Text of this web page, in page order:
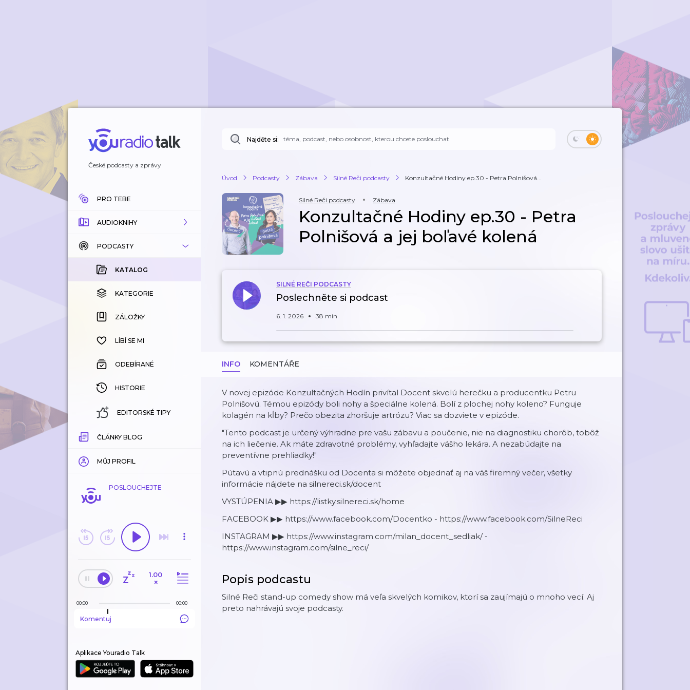
České podcasty a zprávy
PRO TEBE
AUDIOKNIHY
KATALOG
KOUPENÉ
KATEGORIE
ZÁLOŽKY
HISTORIE
PODCASTY
KATALOG
KATEGORIE
ZÁLOŽKY
LÍBÍ SE MI
ODEBÍRANÉ
HISTORIE
EDITORSKÉ TIPY
ČLÁNKY BLOG
MŮJ PROFIL
POSLOUCHEJTE
1.00
×
00:00 00:00
Komentuj
Aplikace Youradio Talk
Najděte si:
Úvod Podcasty Zábava Silné Reči podcasty Konzultačné Hodiny ep.30 - Petra Polnišová...
Silné Reči podcasty Zábava
Konzultačné Hodiny ep.30 - Petra
Polnišová a jej boľavé kolená
SILNÉ REČI PODCASTY
Poslechněte si podcast
6. 1. 2026 38 min
INFO KOMENTÁŘE
V novej epizóde Konzultačných Hodín privítal Docent skvelú herečku a producentku Petru
Polnišovú. Témou epizódy boli nohy a špeciálne kolená. Bolí z plochej nohy koleno? Funguje
kolagén na kĺby? Prečo obezita zhoršuje artrózu? Viac sa dozviete v epizóde.
"Tento podcast je určený výhradne pre vašu zábavu a poučenie, nie na diagnostiku chorôb, tobôž
na ich liečenie. Ak máte zdravotné problémy, vyhľadajte vášho lekára. A nezabúdajte na
preventívne prehliadky!"
Pútavú a vtipnú prednášku od Docenta si môžete objednať aj na váš firemný večer, všetky
informácie nájdete na silnereci.sk/docent
VYSTÚPENIA ▶▶ https://listky.silnereci.sk/home
FACEBOOK ▶▶ https://www.facebook.com/Docentko - https://www.facebook.com/SilneReci
INSTAGRAM ▶▶ https://www.instagram.com/milan_docent_sedliak/ -
https://www.instagram.com/silne_reci/
Popis podcastu
Silné Reči stand-up comedy show má veľa skvelých komikov, ktorí sa zaujímajú o mnoho vecí. Aj
preto nahrávajú svoje podcasty.